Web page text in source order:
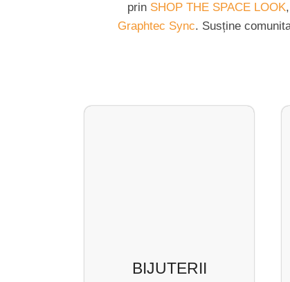
prin SHOP THE SPACE LOOK,
Graphtec Sync. Susține
BIJUTERII